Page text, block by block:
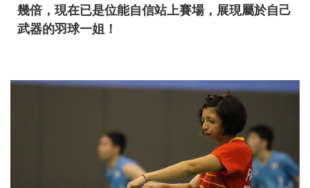
幾倍，現在已是位能自信站上賽場，展現屬於自己
武器的羽球一姐！